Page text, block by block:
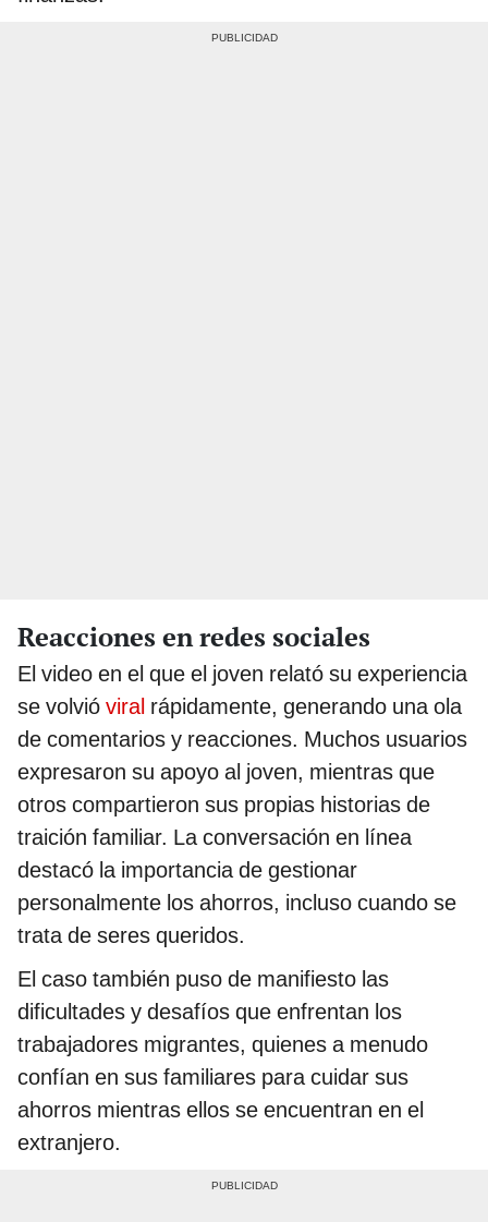
Reacciones en redes sociales
El video en el que el joven relató su experiencia
se volvió viral rápidamente, generando una ola
de comentarios y reacciones. Muchos usuarios
expresaron su apoyo al joven, mientras que
otros compartieron sus propias historias de
traición familiar. La conversación en línea
destacó la importancia de gestionar
personalmente los ahorros, incluso cuando se
trata de seres queridos.
El caso también puso de manifiesto las
dificultades y desafíos que enfrentan los
trabajadores migrantes, quienes a menudo
confían en sus familiares para cuidar sus
ahorros mientras ellos se encuentran en el
extranjero.